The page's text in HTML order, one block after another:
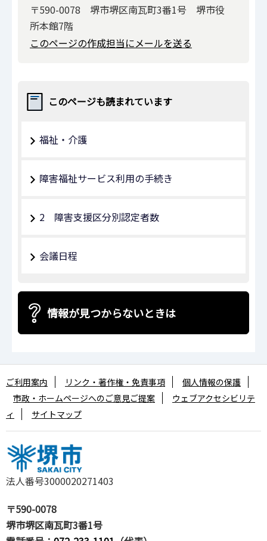
〒590-0078 堺市堺区南瓦町3番1号 堺市役
所本館7階
このページの作成担当にメールを送る
このページも読まれています
福祉・介護
障害福祉サービス利用の手続き
2 障害支援区分別認定者数
会議日程
情報が見つからないときは
法人番号3000020271403
〒590-0078
堺市堺区南瓦町3番1号
ご利用案内 リンク・著作権・免責事項
個人情報の保護
市政・ホームページへのご意見ご提案
ウェブアクセシビリテ
ィ
サイトマップ